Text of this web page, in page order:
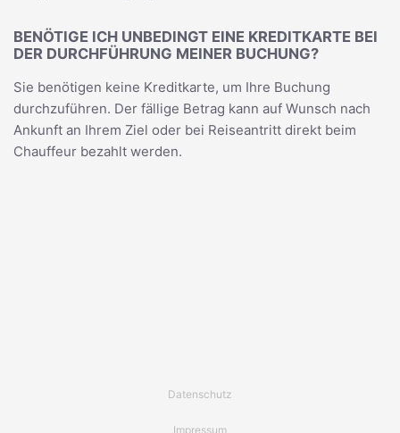
BENÖTIGE ICH UNBEDINGT EINE KREDITKARTE BEI
DER DURCHFÜHRUNG MEINER BUCHUNG?
Sie benötigen keine Kreditkarte, um Ihre Buchung
durchzuführen. Der fällige Betrag kann auf Wunsch nach
Ankunft an Ihrem Ziel oder bei Reiseantritt direkt beim
Chauffeur bezahlt werden.
Datenschutz
Impressum